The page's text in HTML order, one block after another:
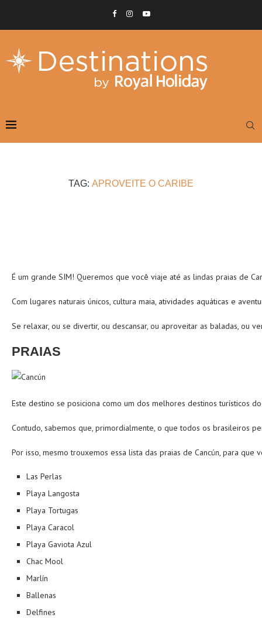
TAG: APROVEITE O CARIBE
É um grande SIM! Queremos que você viaje até as lindas praias de
Com lugares naturais únicos, cultura maia, atividades aquáticas e
Se relaxar, ou se divertir, ou descansar, ou aproveitar as baladas, ou
PRAIAS
Este destino se posiciona como um dos melhores destinos turísticos
Contudo, sabemos que, primordialmente, o que todos os brasileiros
Por isso, mesmo trouxemos essa lista das praias de Cancún, para
Las Perlas
Playa Langosta
Playa Tortugas
Playa Caracol
Playa Gaviota Azul
Chac Mool
Marlín
Ballenas
Delfines